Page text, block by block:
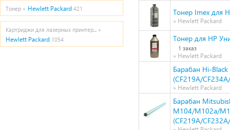
Тонер » Hewlett Packard 421
Картриджи для лазерных принтер... »
Hewlett Packard 1054
Тонер Imex для
» Hewlett Packard
Тонер для HP
1 заказ
» Hewlett Packard
Барабан Hi-
(CF219A/
» Hewlett Packard
Барабан
M104/M102a/
(CF219A/